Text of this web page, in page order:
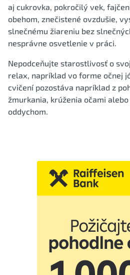
aj cukrovka, pokročilý vek,
obehom, znečistené ovzdušie,
slnečnému žiareniu bez
nesprávne osvetlenie v práci.
Nepodceňujte starostlivosť o
relax, napríklad vo forme očnej
cvičení pozostáva napríklad z
žmurkania, krúženia očami
oddychom.